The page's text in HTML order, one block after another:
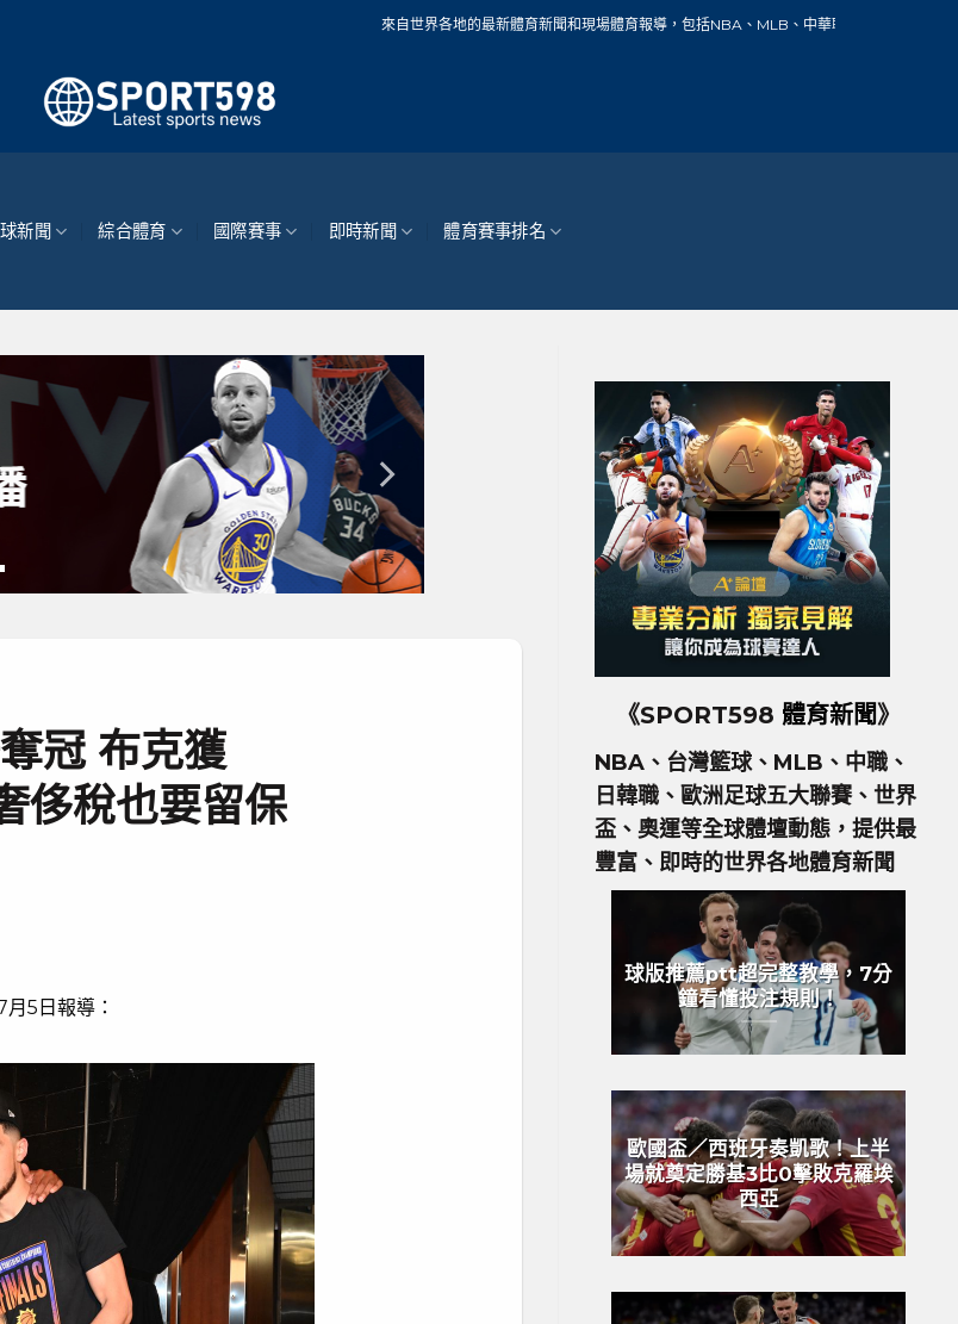
來自世界各地的最新體育新聞和現場體育報導，包括NBA、MLB、中華職棒、籃球、網球、足球、賽車、
新聞 綜合體育 國際賽事 即時新聞 體育賽事排名
冠 布克獲
稅也要留保
5日報導：
《SPORT598 體育新聞》
NBA、台灣籃球、MLB、中職、
日韓職、歐洲足球五大聯賽、世界
盃、奧運等全球體壇動態，提供最
豐富、即時的世界各地體育新聞
球版推薦ptt超完整教學，7分
鐘看懂投注規則！
歐國盃／西班牙奏凱歌！上半
場就奠定勝基3比0擊敗克羅埃
西亞